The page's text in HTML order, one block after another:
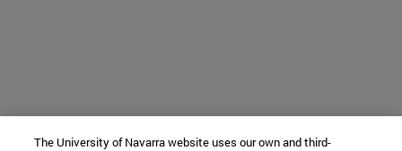
The University of Navarra website uses our own and third-